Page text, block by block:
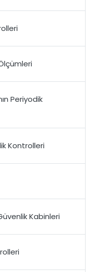
Periyodik
Kontrolleri
Kabinleri